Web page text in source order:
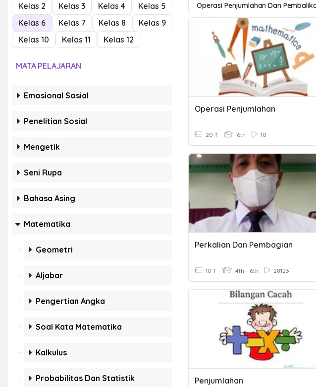
Kelas 2
Kelas 3 Kelas 4
Kelas 5
Kelas 6
Kelas 7 Kelas 8
Kelas 9
Kelas 10
Kelas 11 Kelas 12
MATA PELAJARAN
Emosional Sosial
Penelitian Sosial
Mengetik
Seni Rupa
Bahasa Asing
Matematika
Geometri
Aljabar
Pengertian Angka
Soal Kata Matematika
Kalkulus
Probabilitas Dan Statistik
Operasi Penjumlahan Dan
Operasi Penjumlahan
20 T 6th 10
Perkalian Dan Pembagian
10 T 4th - 6th 28123
Penjumlahan